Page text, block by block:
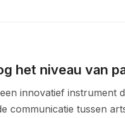
het niveau van
innovatief instrument
communicatie tussen